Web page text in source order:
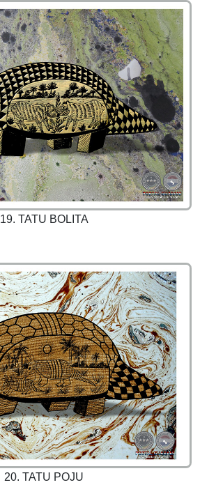
19. TATU BOLITA
20. TATU POJU